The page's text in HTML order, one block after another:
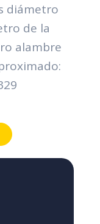
diámetro
de la
alambre